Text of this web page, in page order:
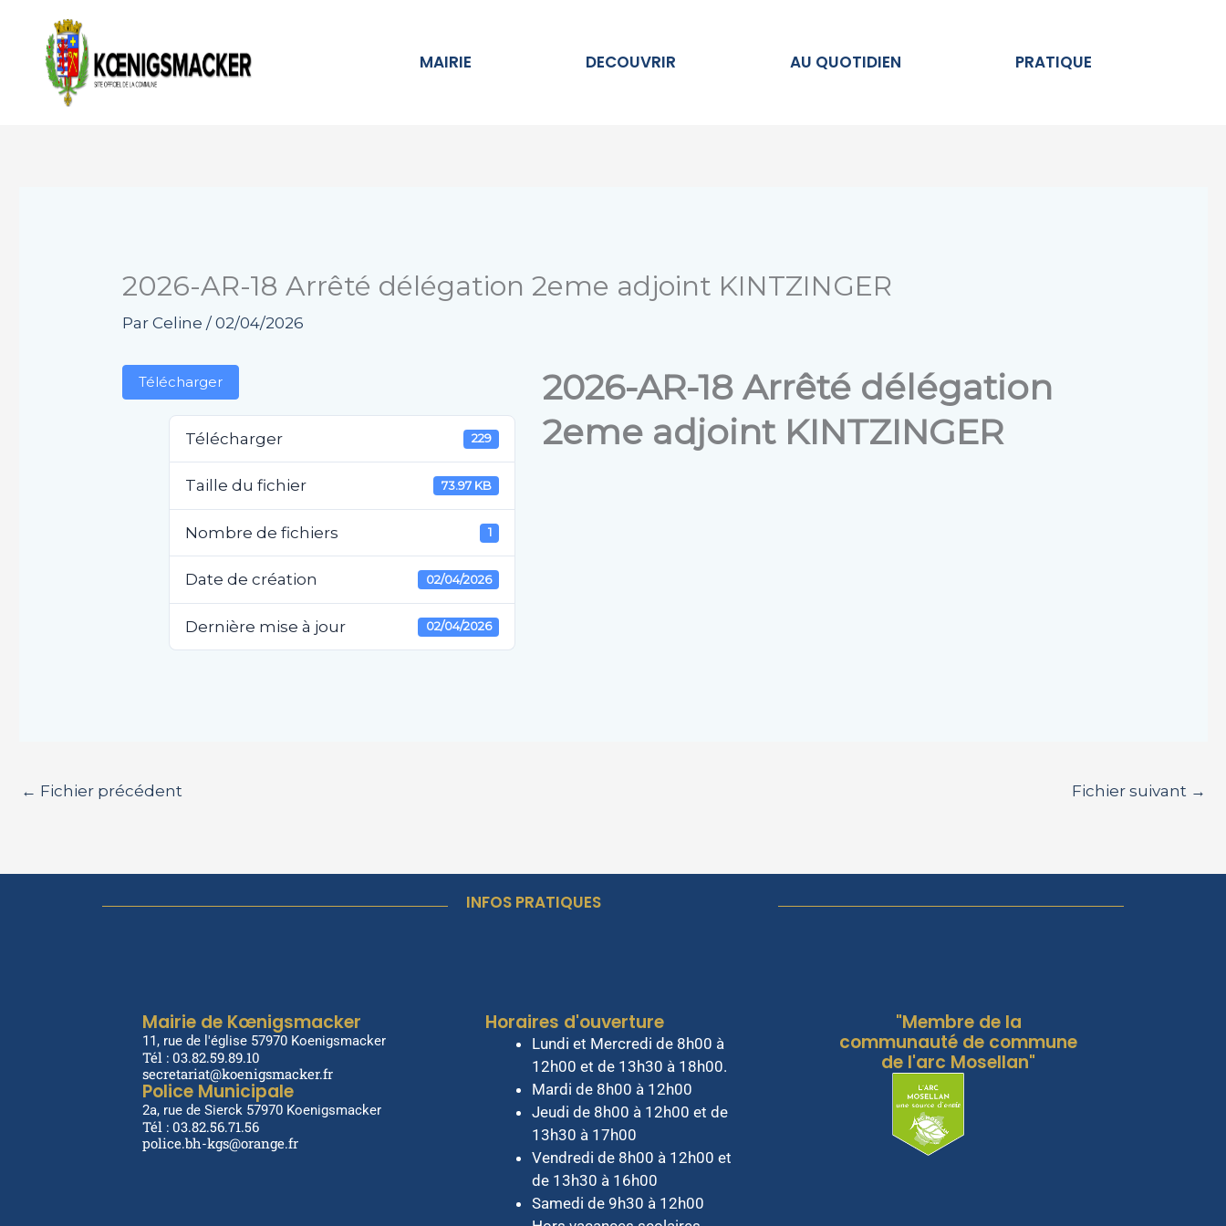
contenu
MAIRIE DECOUVRIR Ouvrir DECOUVRIRAU QUOTIDIEN Ouvrir AU QUOTIDIENPRATIQUE
2026-AR-18 Arrêté délégation 2eme adjoint KINTZINGER
Par Celine /02/04/2026
Télécharger
Télécharger 229
Taille du fichier 73.97 KB
Nombre de fichiers 1
Date de création 02/04/2026
Dernière mise à jour 02/04/2026
2026-AR-18 Arrêté délégation
2eme adjoint KINTZINGER
← Fichier précédent Fichier suivant →
INFOS PRATIQUES
Mairie de Kœnigsmacker
11, rue de l'église 57970 Koenigsmacker
Tél : 03.82.59.89.10
secretariat@koenigsmacker.fr
Police Municipale
2a, rue de Sierck 57970 Koenigsmacker
Tél : 03.82.56.71.56
police.bh-kgs@orange.fr
Horaires d'ouverture
Lundi et Mercredi de 8h00 à
12h00 et de 13h30 à 18h00.
Mardi de 8h00 à 12h00
Jeudi de 8h00 à 12h00 et de
13h30 à 17h00
Vendredi de 8h00 à 12h00 et
de 13h30 à 16h00
Samedi de 9h30 à 12h00
"Membre de la
communauté de commune
de l'arc Mosellan"